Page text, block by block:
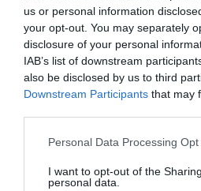
us or personal information
your opt-out. You may separately
disclosure of your personal
IAB’s list of downstream
also be disclosed by us to third
Downstream Participants that may
Please note that this website/app
not limited to your visit or usage
grant or deny consent to Google
Personal Data Processing
I want to opt-out of the
personal data.
25χρονο πατέρα του
05.08.2026 | 21:40
Απάτη-σοκ στην Εύβοια:
τα χρυσαφικά στο μπαλκόνι»
Έχασε 9.500 ευρώ και
05.08.2026 | 21:20
Σοκ σε επαρχιακό δρόμο:
κάνει τετραπλή προσπέραση
πάνω σε στροφή (βίντεο)